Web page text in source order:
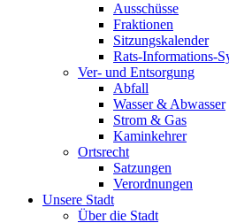
Ausschüsse
Fraktionen
Sitzungskalender
Rats-Informations-
Ver- und Entsorgung
Abfall
Wasser & Abwasser
Strom & Gas
Kaminkehrer
Ortsrecht
Satzungen
Verordnungen
Unsere Stadt
Über die Stadt